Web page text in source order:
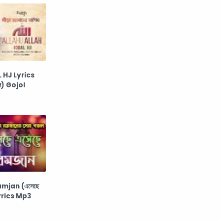
HJ Lyrics
Gojol
(এসেছে
Mp3